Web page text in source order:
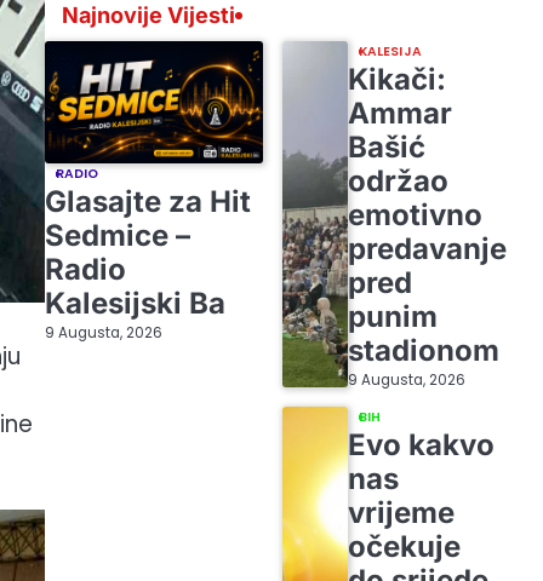
Najnovije Vijesti
RADIO
Glasajte za Hit
Sedmice –
Radio
Kalesijski Ba
9 Augusta, 2026
KALESIJA
Kikači:
Ammar
Bašić
održao
emotivno
predavanje
pred
punim
stadionom
9 Augusta, 2026
BIH
Evo kakvo
nas
vrijeme
očekuje